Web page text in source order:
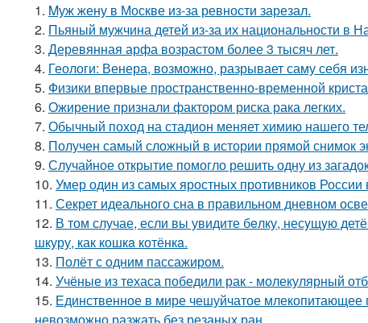
1. Mуж жену в Москве из-за ревности зарезал.
2. Пьяный мужчина детей из-за их национальности в
3. Деревянная арфа возрастом более 3 тысяч лет.
4. Геологи: Венера, возможно, разрывает саму себя
5. Физики впервые пространственно-временной
6. Ожирение признали фактором риска рака легких.
7. Обычный поход на стадион меняет химию нашего
8. Получен самый сложный в истории прямой снимок
9. Случайное открытие помогло решить одну из
10. Умер один из самых яростных противников
11. Секрет идеального сна в правильном дневном
12. В том случае, если вы увидите бeлку, несyщyю
шкуру, как кошкa котёнкa.
13. Полёт с одним пассажиром.
14. Учёные из техаса победили рак - молекулярный
15. Единственное в мире чешуйчатое